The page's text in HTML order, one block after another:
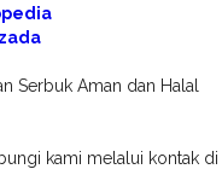
Serbuk Aman dan Halal
kami melalui kontak di